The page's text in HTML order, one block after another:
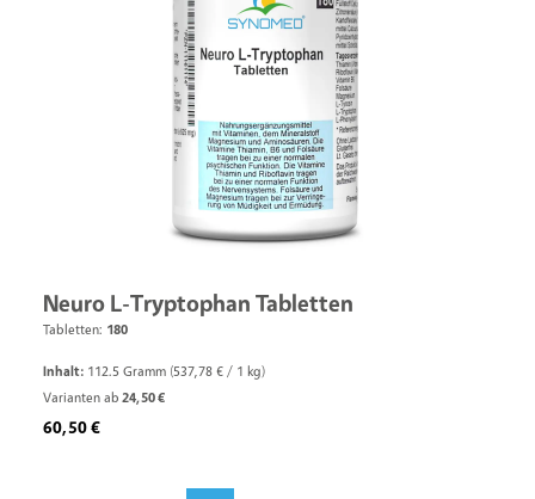
Neuro L-Tryptophan Tabletten
Tabletten: 180
Inhalt: 112.5 Gramm (537,78 € / 1 kg)
Varianten ab 24,50 €
Regulärer Preis:
60,50 €